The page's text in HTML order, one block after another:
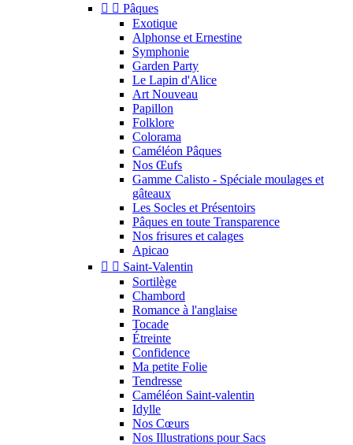
  Pâques
Exotique
Alphonse et Ernestine
Symphonie
Garden Party
Le Lapin d'Alice
Art Nouveau
Papillon
Folklore
Colorama
Caméléon Pâques
Nos Œufs
Gamme Calisto - Spéciale moulages et
gâteaux
Les Socles et Présentoirs
Pâques en toute Transparence
Nos frisures et calages
Apicao
  Saint-Valentin
Sortilège
Chambord
Romance à l'anglaise
Tocade
Étreinte
Confidence
Ma petite Folie
Tendresse
Caméléon Saint-valentin
Idylle
Nos Cœurs
Nos Illustrations pour Sacs